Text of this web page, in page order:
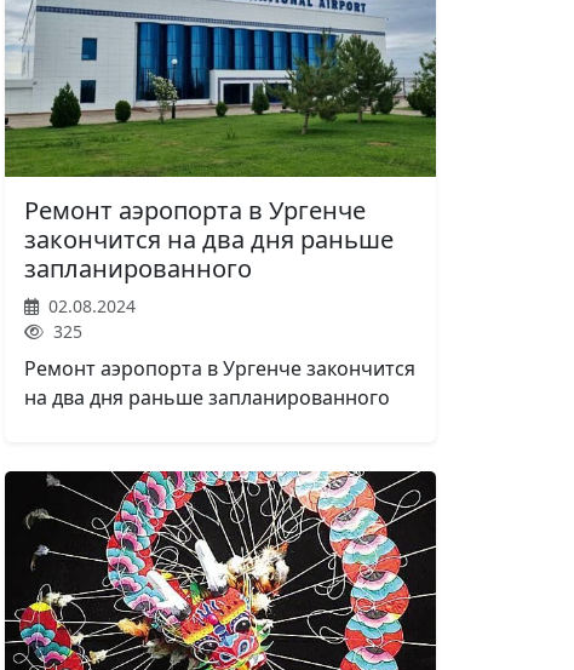
Ремонт аэропорта в Ургенче
закончится на два дня раньше
запланированного
02.08.2024
325
Ремонт аэропорта в Ургенче закончится
на два дня раньше запланированного